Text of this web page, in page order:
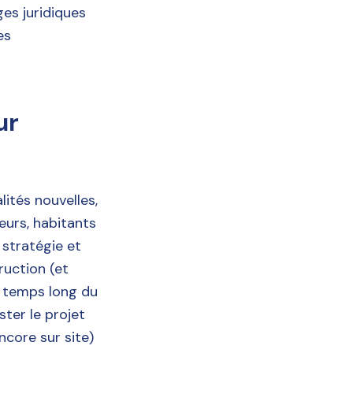
juridiques
nouvelles,
habitants
stratégie et
(et
long du
le projet
sur site)